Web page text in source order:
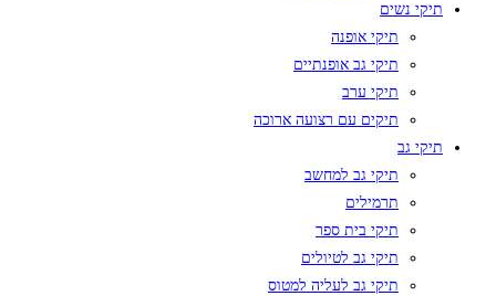
תיקי נשים
תיקי אופנה
תיקי גב אופנתיים
תיקי ערב
תיקים עם רצועה ארוכה
תיקי גב
תיקי גב למחשב
תרמילים
תיקי בית ספר
תיקי גב לטיולים
תיקי גב לעליה למטוס